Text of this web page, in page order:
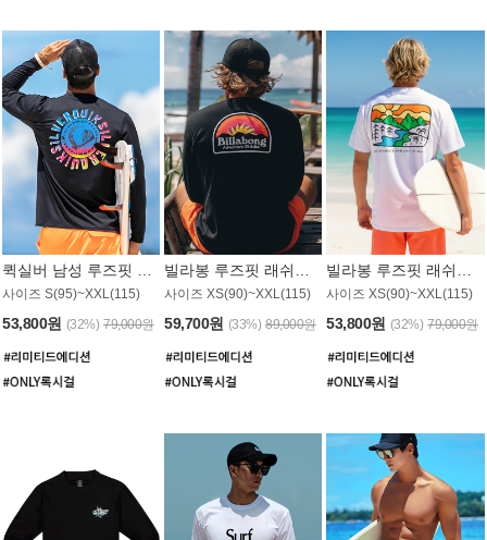
사이즈 S(95)~XXL(115)
53,800원 (32%) 79,000원
사이즈 XS(90)~XXL(115)
59,700원 (33%) 89,000원
사이즈 XS(90)~XXL(115)
53,800원 (32%) 79,000원